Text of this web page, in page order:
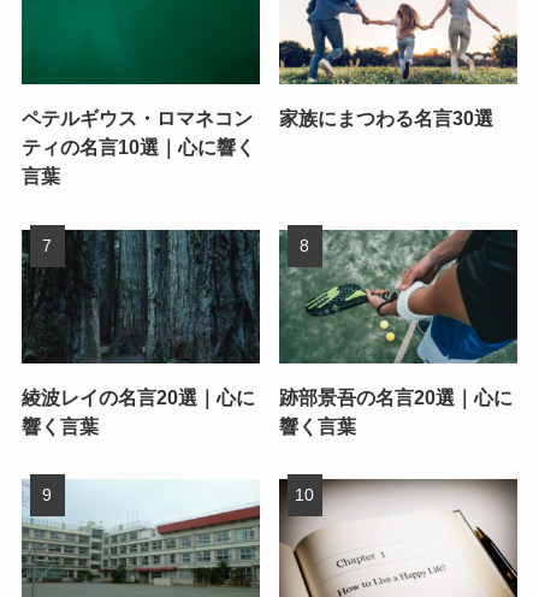
ペテルギウス・ロマネコン
ティの名言10選｜心に響く
言葉
家族にまつわる名言30選
綾波レイの名言20選｜心に
響く言葉
跡部景吾の名言20選｜心に
響く言葉